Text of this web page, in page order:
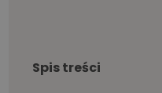
Spis treści